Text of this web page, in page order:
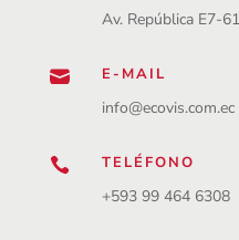
Av. República E7-
 E-MAIL
info@ecovis.com.ec
 TELÉFONO
+593 99 464 6308